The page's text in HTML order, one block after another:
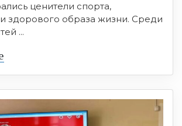
ценители спорта,
здорового образа жизни. Среди
...